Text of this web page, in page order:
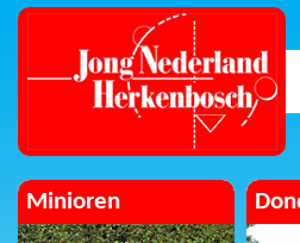
Minioren